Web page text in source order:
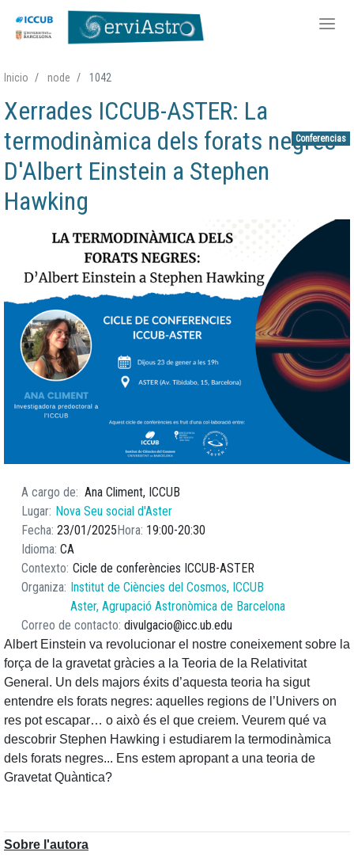
contenido
Inicio node 1042
Conferencias
Xerrades ICCUB-ASTER: La
termodinàmica dels forats negres -
D'Albert Einstein a Stephen
Hawking
A cargo de
Ana Climent, ICCUB
Lugar Nova Seu social d'Aster
Fecha 23/01/2025 Hora 19:00 20:30
Idioma CA
Contexto Cicle de conferències ICCUB-ASTER
Organiza
Institut de Ciències del Cosmos, ICCUB
Aster, Agrupació Astronòmica de Barcelona
Correo de contacto divulgacio@icc.ub.edu
Albert Einstein va revolucionar el nostre coneixement sobre la
força de la gravetat gràcies a la Teoria de la Relativitat
General. Un dels majors éxits d’aquesta teoria ha sigut
entendre els forats negres: aquelles regions de l’Univers on
res pot escapar… o això és el que creiem. Veurem qué va
descobrir Stephen Hawking i estudiarem la termodinàmica
dels forats negres... Ens estem apropant a una teoria de
Gravetat Quàntica?
Sobre l'autora